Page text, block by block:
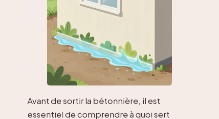
Avant de sortir la bétonnière, il est
essentiel de comprendre à quoi sert